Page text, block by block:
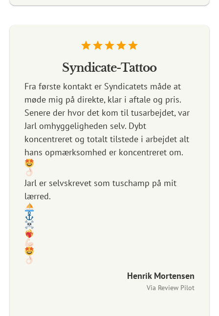
Syndicate-Tattoo
Fra første kontakt er Syndicatets måde at
møde mig på direkte, klar i aftale og pris.
Senere der hvor det kom til tusarbejdet, var
Jarl omhyggeligheden selv. Dybt
koncentreret og totalt tilstede i arbejdet alt
hans opmærksomhed er koncentreret om.
Jarl er selvskrevet som tuschamp på mit
lærred.
Henrik Mortensen
Via Review Pilot